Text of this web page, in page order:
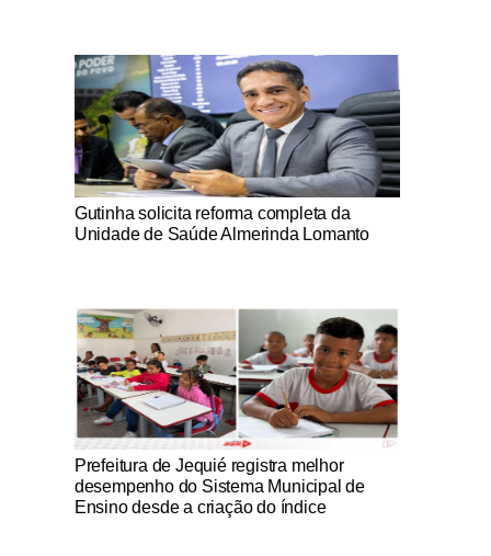
Notícias Católicas
Gutinha solicita reforma completa da
Unidade de Saúde Almerinda Lomanto
Notícias Católicas
Prefeitura de Jequié registra melhor
desempenho do Sistema Municipal de
Ensino desde a criação do índice